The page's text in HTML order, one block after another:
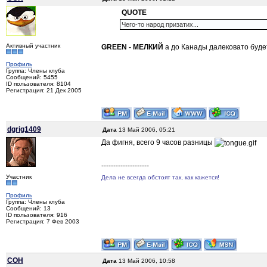
Активный участник
Профиль
Группа: Члены клуба
Сообщений: 5455
ID пользователя: 8104
Регистрация: 21 Дек 2005
QUOTE
Чего-то народ призатих...
GREEN - МЕЛКИЙ а до Канады далековато
dgrig1409 Дата 13 Май 2006, 05:21
Участник
Профиль
Группа: Члены клуба
Сообщений: 13
ID пользователя: 916
Регистрация: 7 Фев 2003
Да фигня, всего 9 часов разницы
--------------------
Дела не всегда обстоят так, как кажется!
COH Дата 13 Май 2006, 10:58